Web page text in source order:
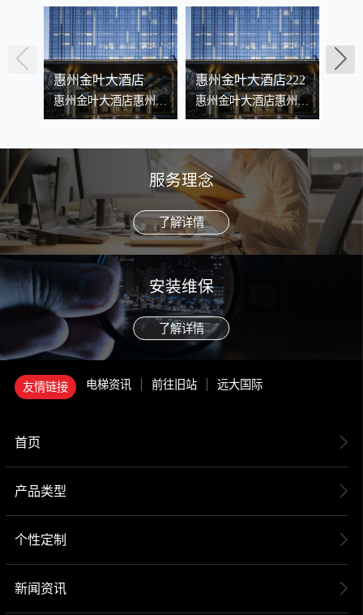
惠州金叶大酒店
惠州金叶大酒店惠州金
叶大酒店惠州金叶大酒
惠州金叶大酒店222
惠州金叶大酒店惠州金
叶大酒店惠州金叶大酒
服务理念
了解详情
安装维保
了解详情
友情链接 电梯资讯 前往旧站 远大国际
首页
产品类型
个性定制
新闻资讯